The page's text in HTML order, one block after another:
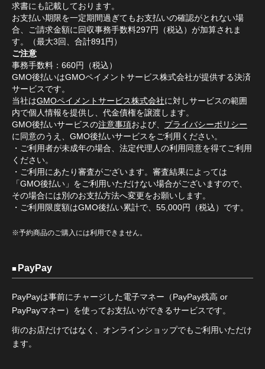
求書にも記載しております。
お支払い期限を一定期間過ぎてもお支払いの確認がとれない場
合、ご請求金額に回収事務手数料297円（税込）が加算されま
す。（最大3回、合計891円）
ご注意
事務手数料：660円（税込）
GMO後払いはGMOペイメントサービス株式会社が提供する決済
サービスです。
当社はGMOペイメントサービス株式会社に対しサービスの範囲
内で個人情報を提供し、代金債権を譲渡します。
GMO後払いサービスの注意事項および、 プライバシーポリシー
に同意のうえ、GMO後払いサービスをご利用ください。
・ご利用者が未成年の場合、法定代理人の利用同意を得てご利用
ください。
・ご利用にあたり審査がございます。審査結果によっては
「GMO後払い」をご利用いただけない場合がございますので、
その場合には別のお支払方法へ変更をお願いします。
・ご利用限度額はGMO後払い累計で、55,000円（税込）です。
※予約商品のご購入には利用できません。
PayPay
PayPayは事前にチャージした電子マネー（PayPay残高 or
PayPayマネー）を使ってお支払いができるサービスです。
街のお店だけではなく、オンラインショップでもご利用いただけ
ます。